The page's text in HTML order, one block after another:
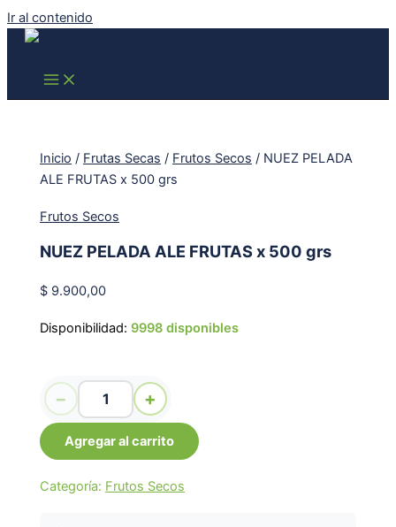
Ir al contenido
Inicio / Frutas Secas / Frutos Secos / NUEZ PELADA
ALE FRUTAS x 500 grs
Frutos Secos
NUEZ PELADA ALE FRUTAS x 500 grs
$ 9.900,00
Disponibilidad: 9998 disponibles
− +
Agregar al carrito
Categoría: Frutos Secos